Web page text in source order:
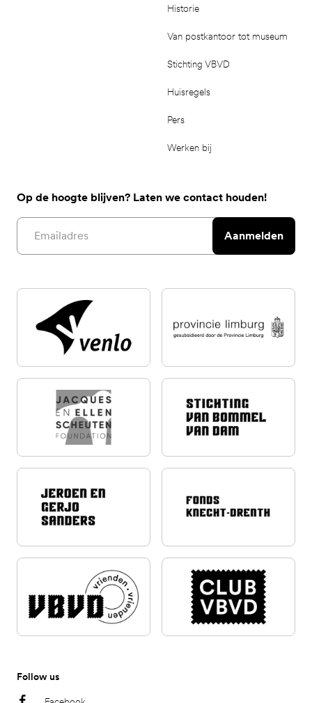
Historie
Van postkantoor tot museum
Stichting VBVD
Huisregels
Pers
Werken bij
Op de hoogte blijven? Laten we contact houden!
Email address
Aanmelden
Follow us